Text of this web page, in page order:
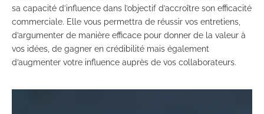
sa capacité d’influence dans l’objectif d’accroître son efficacité
commerciale. Elle vous permettra de réussir vos entretiens,
d’argumenter de manière efficace pour donner de la valeur à
vos idées, de gagner en crédibilité mais également
d’augmenter votre influence auprès de vos collaborateurs.